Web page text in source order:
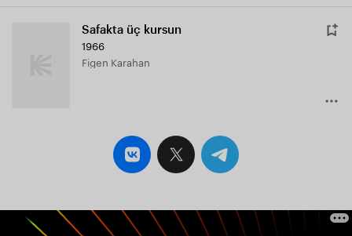
Safakta üç kursun
1966
Figen Karahan